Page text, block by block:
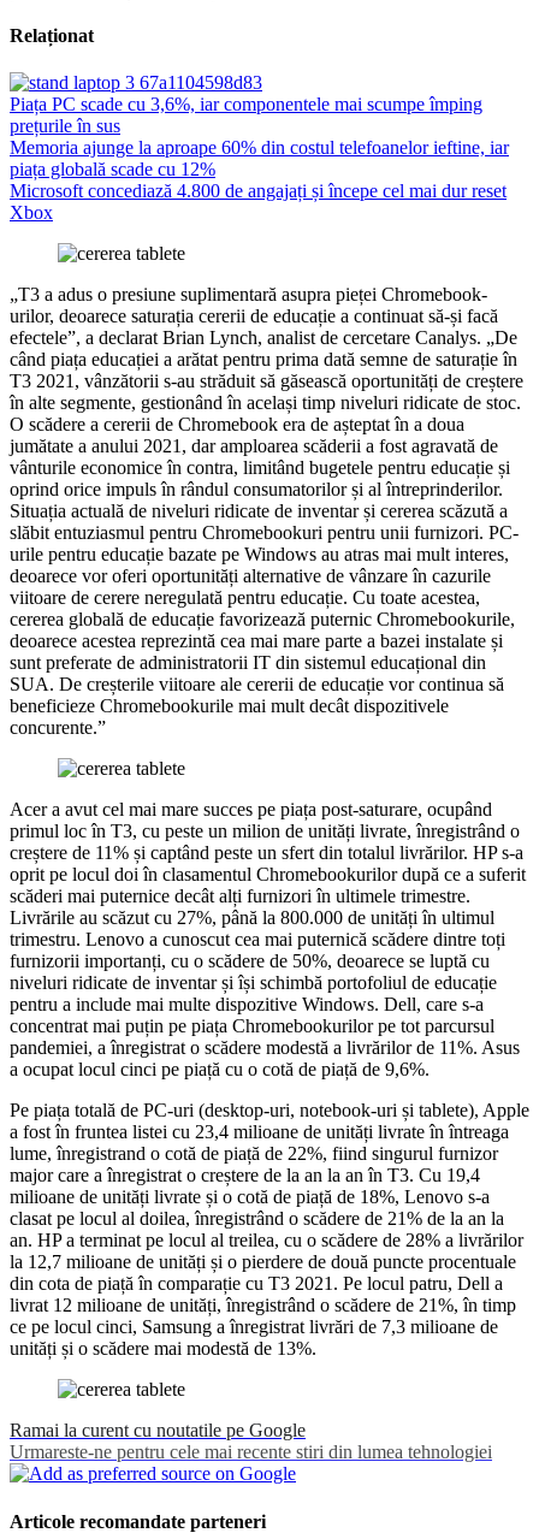
Relaționat
Piața PC scade cu 3,6%, iar componentele mai scumpe împing
prețurile în sus
Memoria ajunge la aproape 60% din costul telefoanelor ieftine, iar
piața globală scade cu 12%
Microsoft concediază 4.800 de angajați și începe cel mai dur reset
Xbox
„T3 a adus o presiune suplimentară asupra pieței Chromebook-
urilor, deoarece saturația cererii de educație a continuat să-și facă
efectele”, a declarat Brian Lynch, analist de cercetare Canalys. „De
când piața educației a arătat pentru prima dată semne de saturație în
T3 2021, vânzătorii s-au străduit să găsească oportunități de creștere
în alte segmente, gestionând în același timp niveluri ridicate de stoc.
O scădere a cererii de Chromebook era de așteptat în a doua
jumătate a anului 2021, dar amploarea scăderii a fost agravată de
vânturile economice în contra, limitând bugetele pentru educație și
oprind orice impuls în rândul consumatorilor și al întreprinderilor.
Situația actuală de niveluri ridicate de inventar și cererea scăzută a
slăbit entuziasmul pentru Chromebookuri pentru unii furnizori. PC-
urile pentru educație bazate pe Windows au atras mai mult interes,
deoarece vor oferi oportunități alternative de vânzare în cazurile
viitoare de cerere neregulată pentru educație. Cu toate acestea,
cererea globală de educație favorizează puternic Chromebookurile,
deoarece acestea reprezintă cea mai mare parte a bazei instalate și
sunt preferate de administratorii IT din sistemul educațional din
SUA. De creșterile viitoare ale cererii de educație vor continua să
beneficieze Chromebookurile mai mult decât dispozitivele
concurente.”
Acer a avut cel mai mare succes pe piața post-saturare, ocupând
primul loc în T3, cu peste un milion de unități livrate, înregistrând o
creștere de 11% și captând peste un sfert din totalul livrărilor. HP s-a
oprit pe locul doi în clasamentul Chromebookurilor după ce a suferit
scăderi mai puternice decât alți furnizori în ultimele trimestre.
Livrările au scăzut cu 27%, până la 800.000 de unități în ultimul
trimestru. Lenovo a cunoscut cea mai puternică scădere dintre toți
furnizorii importanți, cu o scădere de 50%, deoarece se luptă cu
niveluri ridicate de inventar și își schimbă portofoliul de educație
pentru a include mai multe dispozitive Windows. Dell, care s-a
concentrat mai puțin pe piața Chromebookurilor pe tot parcursul
pandemiei, a înregistrat o scădere modestă a livrărilor de 11%. Asus
a ocupat locul cinci pe piață cu o cotă de piață de 9,6%.
Pe piața totală de PC-uri (desktop-uri, notebook-uri și tablete), Apple
a fost în fruntea listei cu 23,4 milioane de unități livrate în întreaga
lume, înregistrand o cotă de piață de 22%, fiind singurul furnizor
major care a înregistrat o creștere de la an la an în T3. Cu 19,4
milioane de unități livrate și o cotă de piață de 18%, Lenovo s-a
clasat pe locul al doilea, înregistrând o scădere de 21% de la an la
an. HP a terminat pe locul al treilea, cu o scădere de 28% a livrărilor
la 12,7 milioane de unități și o pierdere de două puncte procentuale
din cota de piață în comparație cu T3 2021. Pe locul patru, Dell a
livrat 12 milioane de unități, înregistrând o scădere de 21%, în timp
ce pe locul cinci, Samsung a înregistrat livrări de 7,3 milioane de
unități și o scădere mai modestă de 13%.
Ramai la curent cu noutatile pe Google
Urmareste-ne pentru cele mai recente stiri din lumea tehnologiei
Articole recomandate parteneri